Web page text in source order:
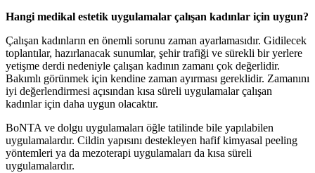
Hangi medikal estetik uygulamalar çalışan kadınlar için uygun?
Çalışan kadınların en önemli sorunu zaman ayarlamasıdır. Gidilecek
toplantılar, hazırlanacak sunumlar, şehir trafiği ve sürekli bir yerlere
yetişme derdi nedeniyle çalışan kadının zamanı çok değerlidir.
Bakımlı görünmek için kendine zaman ayırması gereklidir. Zamanını
iyi değerlendirmesi açısından kısa süreli uygulamalar çalışan
kadınlar için daha uygun olacaktır.
BoNTA ve dolgu uygulamaları öğle tatilinde bile yapılabilen
uygulamalardır. Cildin yapısını destekleyen hafif kimyasal peeling
yöntemleri ya da mezoterapi uygulamaları da kısa süreli
uygulamalardır.